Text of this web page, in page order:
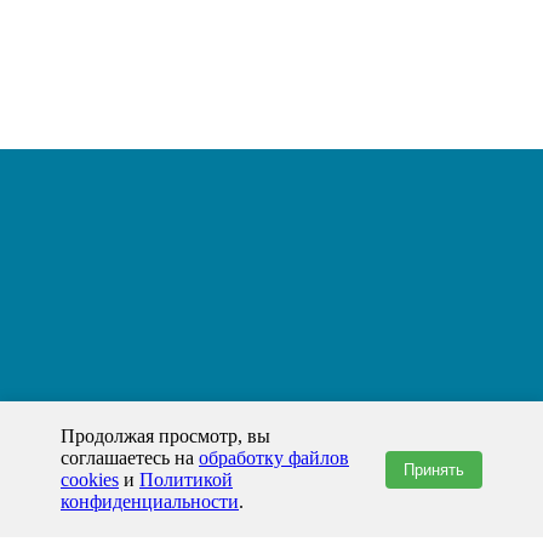
Продолжая просмотр, вы
соглашаетесь на обработку файлов
cookies и Политикой
конфиденциальности.
Принять